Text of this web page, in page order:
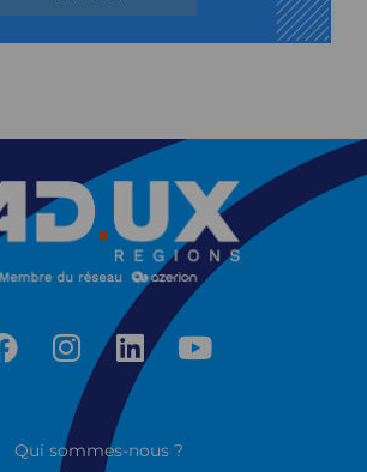
Qui sommes-nous ?